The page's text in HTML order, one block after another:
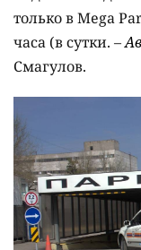
только в Mega
часа (в сутки. –
Смагулов.